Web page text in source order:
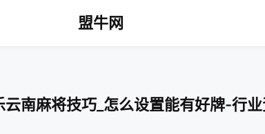
盟牛网
云南麻将技巧_怎么设置能有好牌-行